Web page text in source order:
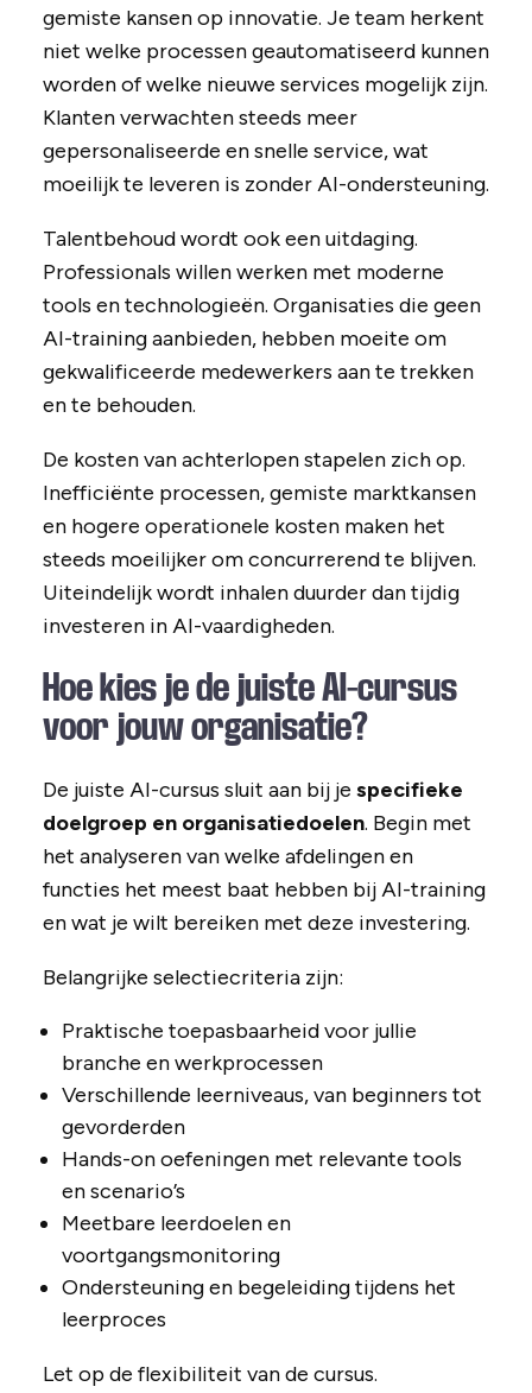
gemiste kansen op innovatie. Je team herkent
niet welke processen geautomatiseerd kunnen
worden of welke nieuwe services mogelijk zijn.
Klanten verwachten steeds meer
gepersonaliseerde en snelle service, wat
moeilijk te leveren is zonder AI-ondersteuning.
Talentbehoud wordt ook een uitdaging.
Professionals willen werken met moderne
tools en technologieën. Organisaties die geen
AI-training aanbieden, hebben moeite om
gekwalificeerde medewerkers aan te trekken
en te behouden.
De kosten van achterlopen stapelen zich op.
Inefficiënte processen, gemiste marktkansen
en hogere operationele kosten maken het
steeds moeilijker om concurrerend te blijven.
Uiteindelijk wordt inhalen duurder dan tijdig
investeren in AI-vaardigheden.
Hoe kies je de juiste AI-cursus
voor jouw organisatie?
De juiste AI-cursus sluit aan bij je specifieke
doelgroep en organisatiedoelen. Begin met
het analyseren van welke afdelingen en
functies het meest baat hebben bij AI-training
en wat je wilt bereiken met deze investering.
Belangrijke selectiecriteria zijn:
Praktische toepasbaarheid voor jullie
branche en werkprocessen
Verschillende leerniveaus, van beginners tot
gevorderden
Hands-on oefeningen met relevante tools
en scenario’s
Meetbare leerdoelen en
voortgangsmonitoring
Ondersteuning en begeleiding tijdens het
leerproces
Let op de flexibiliteit van de cursus.